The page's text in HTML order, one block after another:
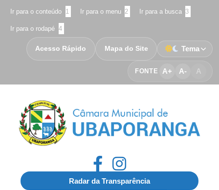
Ir para o conteúdo 1 Ir para o menu 2 Ir para a busca 3
Ir para o rodapé 4
FONTE A+ A- A
Acesso Rápido Mapa do Site Tema
Radar da Transparência